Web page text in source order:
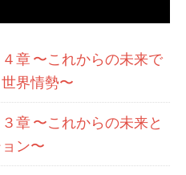
章 〜これからの未来で
界情勢〜
章 〜これからの未来と
ン〜